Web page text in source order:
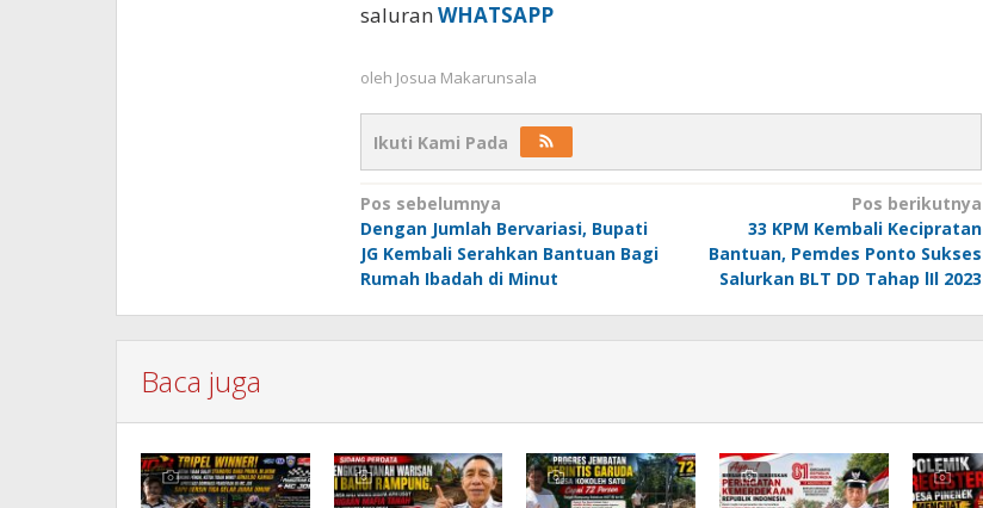
saluran WHATSAPP
oleh Josua Makarunsala
Ikuti Kami Pada
Navigasi
pos
Pos sebelumnya
Dengan Jumlah Bervariasi, Bupati
JG Kembali Serahkan Bantuan Bagi
Rumah Ibadah di Minut
Pos berikutnya
33 KPM Kembali Kecipratan
Bantuan, Pemdes Ponto Sukses
Salurkan BLT DD Tahap lIl 2023
Baca juga